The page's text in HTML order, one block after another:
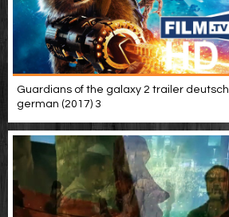
Guardians of the galaxy 2 trailer deutsch
german (2017) 3